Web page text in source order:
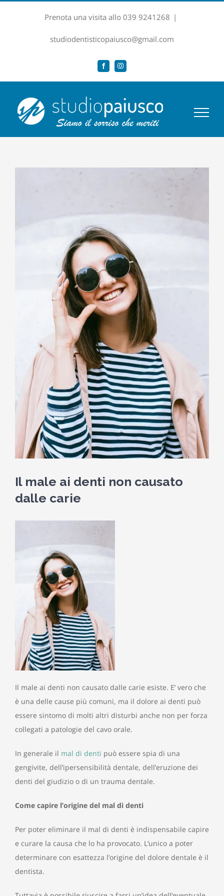
Prenota una visita allo 039 9241268 |
studiodentisticopaiusco@gmail.com
FacebookInstagram
Il male ai denti non causato
dalle carie
Il male ai denti non causato dalle carie esiste. E’ vero che
è una delle cause più comuni, ma il dolore ai denti può
essere sintomo di molti altri disturbi anche non per forza
collegati a patologie del cavo orale.
In generale il mal di denti può essere spia di una
gengivite, dell’ipersensibilità dentale, dell’eruzione dei
denti del giudizio o di un trauma dentale.
Come capire l’origine del mal di denti
Per poter eliminare il mal di denti è indispensabile capire
e curare la causa che lo ha provocato. L’unico a poter
determinare con esattezza l’origine del dolore dentale è il
dentista.